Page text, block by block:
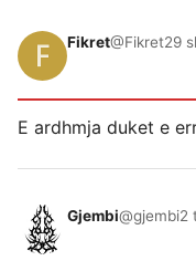
Fikret@Fikret29
E ardhmja duket e
Gjembi@gjembi2